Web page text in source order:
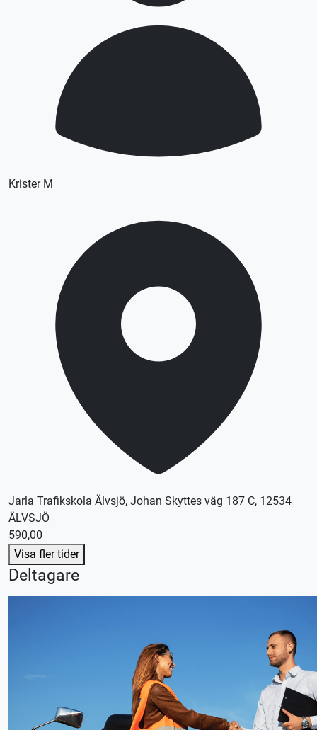
Krister M
Jarla Trafikskola Älvsjö, Johan Skyttes väg 187 C, 12534
ÄLVSJÖ
590,00
Visa fler tider
Deltagare